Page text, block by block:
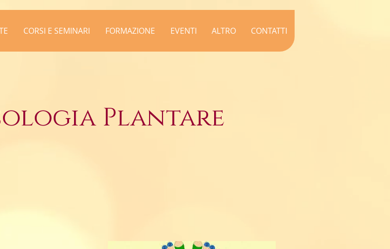
CORSI E SEMINARI FORMAZIONE EVENTI ALTRO CONTATTI
Plantare